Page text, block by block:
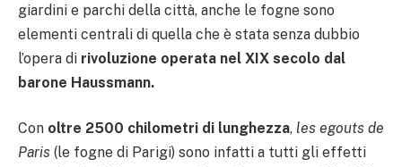
giardini e parchi della città, anche le fogne sono
elementi centrali di quella che è stata senza dubbio
l’opera di rivoluzione operata nel XIX secolo dal
barone Haussmann.
Con oltre 2500 chilometri di lunghezza, les egouts de
Paris (le fogne di Parigi) sono infatti a tutti gli effetti